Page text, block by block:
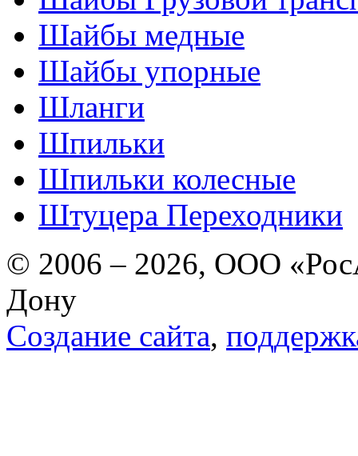
Шайбы медные
Шайбы упорные
Шланги
Шпильки
Шпильки колесные
Штуцера Переходники
© 2006 – 2026, ООО
Дону
Создание сайта,